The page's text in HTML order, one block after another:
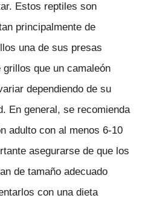
Estos reptiles son
principalmente de
una de sus presas
que un camaleón
dependiendo de su
En general, se recomienda
adulto con al menos 6-10
asegurarse de que los
de tamaño adecuado
con una dieta